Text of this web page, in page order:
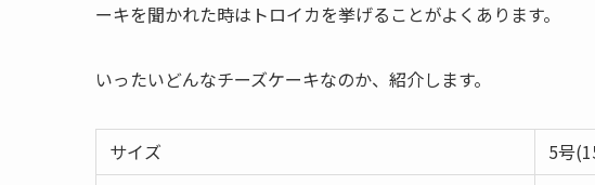
ーキを聞かれた時はトロイカを挙げることがよくあります。
いったいどんなチーズケーキなのか、紹介します。
サイズ
5号